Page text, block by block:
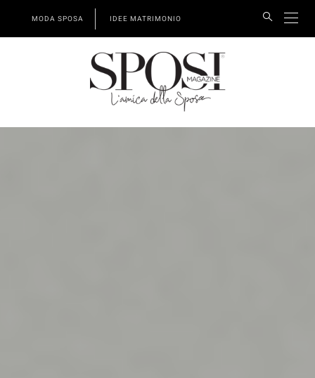
MODA SPOSA IDEE MATRIMONIO